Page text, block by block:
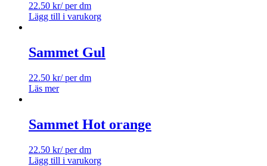
22.50 kr/ per dm
Lägg till i varukorg
Sammet Gul
22.50 kr/ per dm
Läs mer
Sammet Hot orange
22.50 kr/ per dm
Lägg till i varukorg